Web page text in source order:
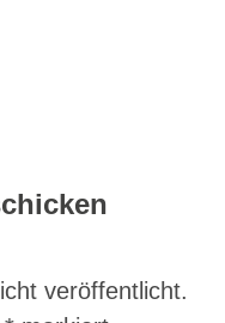
veröffentlicht.